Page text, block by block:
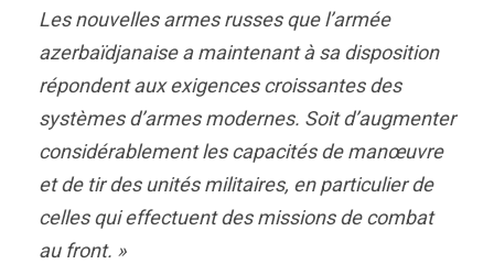
Les nouvelles armes russes que l’armée
azerbaïdjanaise a maintenant à sa disposition
répondent aux exigences croissantes des
systèmes d’armes modernes. Soit d’augmenter
considérablement les capacités de manœuvre
et de tir des unités militaires, en particulier de
celles qui effectuent des missions de combat
au front. »